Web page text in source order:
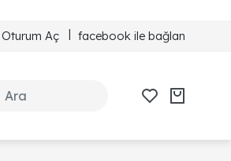
Oturum Aç facebook ile bağlan